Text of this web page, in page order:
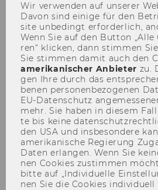
Passport -
International
Wir ver­wen­den auf un­se­rer
Davon sind ei­ni­ge für den
site un­be­dingt er­for­der­lich,
Wenn Sie auf den But­ton
ren“ kli­cken, dann stim­men
Sie stim­men damit auch den
amerikanischer An­bie­ter zu.
gen Ihre durch das
be­nen per­so­nen­be­zo­ge­nen
EU-​Datenschutz
mehr. Sie haben in die­sem
te bis keine
den USA und ins­be­son­de­re
amerikanische Re­gie­rung
Daten er­lan­gen. Wenn Sie
nen Coo­kies zu­stim­men
bitte auf „In­di­vi­du­el­le
nen Sie die Coo­kies in­di­vi­du­ell